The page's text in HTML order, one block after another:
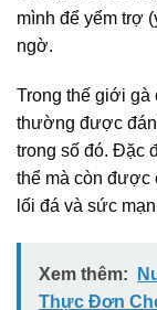
mình để yểm trợ
ngờ.
Trong thế giới gà
thường được
trong số đó. Đặc
thể mà còn được
lối đá và sức
Xem thêm:
Thực Đơn